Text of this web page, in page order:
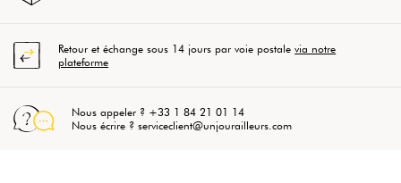
Retour et échange sous 14 jours par voie postalevia notre
plateforme
Nous appeler ? +33 1 84 21 01 14
Nous écrire ? serviceclient@unjourailleurs.com